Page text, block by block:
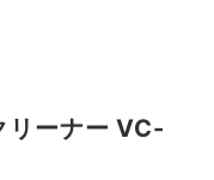
リーナー VC-